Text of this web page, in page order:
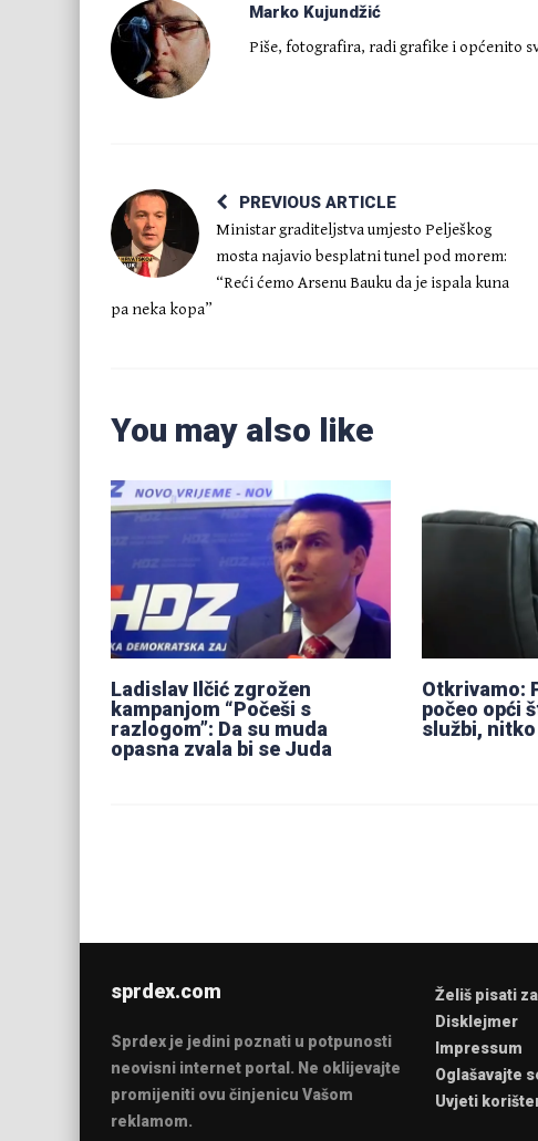
Marko Kujundžić
Piše, fotografira, radi grafike i općenito
PREVIOUS ARTICLE
Ministar graditeljstva umjesto Pelješkog
mosta najavio besplatni tunel pod morem:
“Reći ćemo Arsenu Bauku da je ispala kuna
pa neka kopa”
You may also like
Ladislav Ilčić zgrožen
kampanjom “Počeši s
razlogom”: Da su muda
opasna zvala bi se Juda
Otkrivamo:
počeo opći
službi,
sprdex.com
Sprdex je jedini poznati u potpunosti
neovisni internet portal. Ne oklijevajte
promijeniti ovu činjenicu Vašom
reklamom.
Želiš pisati
Disklejmer
Impressum
Oglašavajte
Uvjeti